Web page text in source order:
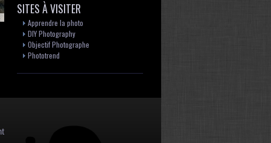
purposes only
SITES À VISITER
Apprendre la photo
DIY Photography
Objectif Photographe
Phototrend